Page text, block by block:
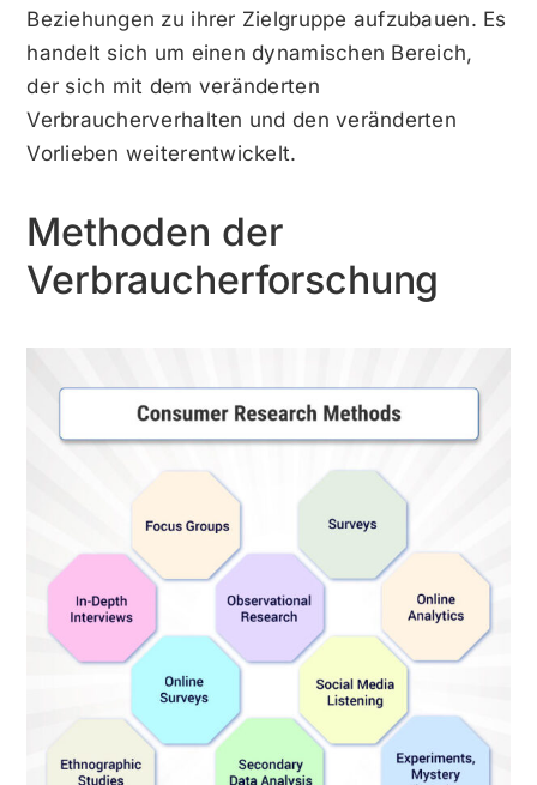
Beziehungen zu ihrer Zielgruppe aufzubauen. Es
handelt sich um einen dynamischen Bereich,
der sich mit dem veränderten
Verbraucherverhalten und den veränderten
Vorlieben weiterentwickelt.
Methoden der
Verbraucherforschung